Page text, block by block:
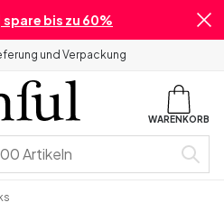
bis zu 60%
und Verpackung
WARENKORB